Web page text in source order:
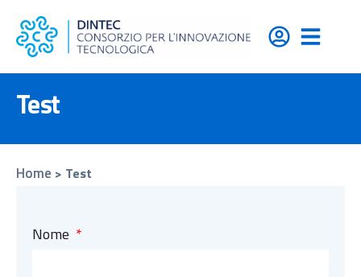
contenuto
Test
Home > Test
Nome